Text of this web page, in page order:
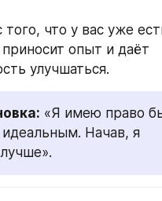
того, что у вас уже
опыт и даёт
улучшаться.
«Я имею право
Начав, я